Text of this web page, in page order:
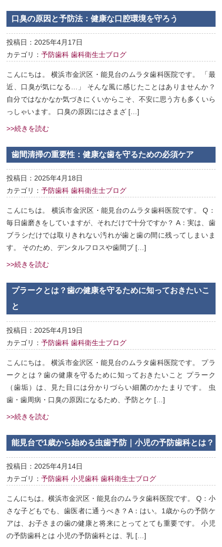
口臭の原因と予防法：健康な口腔環境を守ろう
投稿日：2025年4月17日
カテゴリ：予防歯科 歯科衛生士ブログ
こんにちは。 横浜市金沢区・能見台のムラタ歯科医院です。 「最
近、口臭が気になる…」 そんな風に感じたことはありませんか？
自分ではなかなか気づきにくいからこそ、不安に思う方も多くいら
っしゃいます。 口臭の原因にはさまざ […]
>>続きを読む
歯間清掃の重要性：健康な歯を守るための必須ケア
投稿日：2025年4月18日
カテゴリ：予防歯科 歯科衛生士ブログ
こんにちは。 横浜市金沢区・能見台のムラタ歯科医院です。 Q：
毎日歯磨きをしていますが、それだけで十分ですか？ A：実は、歯
ブラシだけでは取りきれない汚れが歯と歯の間に残ってしまいま
す。 そのため、デンタルフロスや歯間ブ […]
>>続きを読む
プラークとは？歯の健康を守るために知っておきたいこ
と
投稿日：2025年4月19日
カテゴリ：予防歯科 歯科衛生士ブログ
こんにちは。 横浜市金沢区・能見台のムラタ歯科医院です。 プラ
ークとは？歯の健康を守るために知っておきたいこと プラーク
（歯垢）は、見た目には分かりづらい細菌のかたまりです。 虫
歯・歯周病・口臭の原因になるため、予防とケ […]
>>続きを読む
能見台で1歳から始める虫歯予防｜小児の予防歯科とは？
投稿日：2025年4月14日
カテゴリ：予防歯科 小児歯科 歯科衛生士ブログ
こんにちは。横浜市金沢区・能見台のムラタ歯科医院です。 Q：小
さな子どもでも、歯医者に通うべき？A：はい。1歳からの予防ケ
アは、お子さまの歯の健康と将来にとってとても重要です。 小児
の予防歯科とは 小児の予防歯科とは、乳 […]